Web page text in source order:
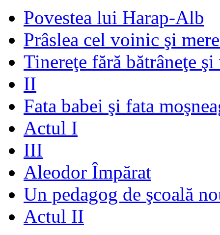
Povestea lui Harap-Alb
Prâslea cel voinic şi
Tinereţe fără bătrâneţe
II
Fata babei şi fata
Actul I
III
Aleodor Împărat
Un pedagog de şcoală
Actul II